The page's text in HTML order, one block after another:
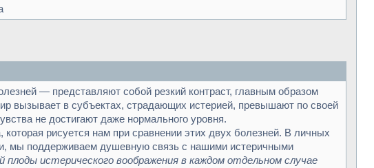
— представляют собой резкий контраст, главным образом
вызывает в субъектах, страдающих истерией, превышают по своей
не достигают даже нормального уровня.
рисуется нам при сравнении этих двух болезней. В личных
мы поддерживаем душевную связь с нашими истеричными
истерического воображения в каждом отдельном случае